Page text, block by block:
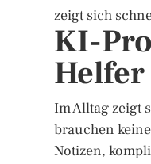
zeigt sich
KI-
Im Alltag zeigt
brauchen
Notizen,